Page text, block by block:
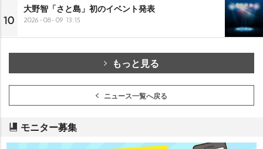
10
大野智「さと島」初のイベント発表
2026-08-09 13:15
もっと見る
ニュース一覧へ戻る
モニター募集